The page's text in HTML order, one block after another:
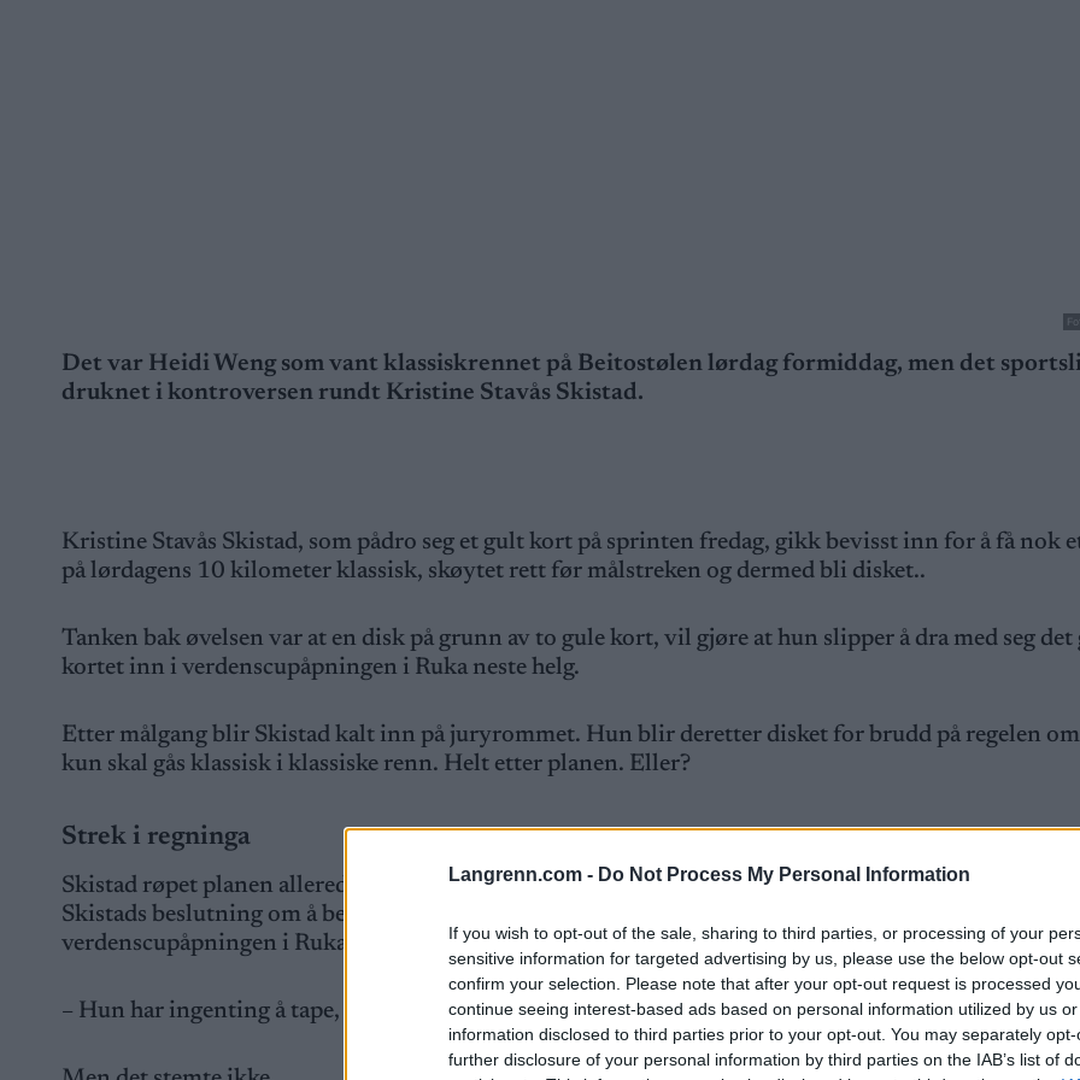
Langrenn.com - Do Not Process My Personal Information
If you wish to opt-out of the sale, sharing to third parties, or processing of your
sensitive information for targeted advertising by us, please use the below opt-out
confirm your selection. Please note that after your opt-out request is processed
continue seeing interest-based ads based on personal information utilized by us
information disclosed to third parties prior to your opt-out. You may separately
further disclosure of your personal information by third parties on the IAB’s list of
Det var Heidi Weng som vant klassiskrennet på Beitostølen lørdag formiddag, men det
druknet i kontroversen rundt Kristine Stavås Skistad.
Kristine Stavås Skistad, som pådro seg et gult kort på sprinten fredag, gikk bevisst inn for å få nok
på lørdagens 10 kilometer klassisk, skøytet rett før målstreken og dermed bli disket..
Tanken bak øvelsen var at en disk på grunn av to gule kort, vil gjøre at hun slipper å dra med seg det
kortet inn i verdenscupåpningen i Ruka neste helg.
Etter målgang blir Skistad kalt inn på juryrommet. Hun blir deretter disket for brudd på regelen
kun skal gås klassisk i klassiske renn. Helt etter planen. Eller?
Strek i regninga
Skistad røpet planen allerede etter sprinten på fredag. Ekspertkommentator Pål Golberg har
Skistads beslutning om å bevisst gå inn for å bli disket, og dermed kvitte seg med det gule kortet før
verdenscupåpningen i Ruka.
– Hun har ingenting å tape, kommenterer Golberg.